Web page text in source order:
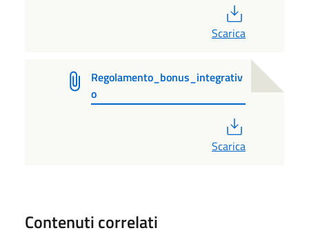
Scarica
Regolamento_bonus_integrativ
o
Scarica
Contenuti correlati